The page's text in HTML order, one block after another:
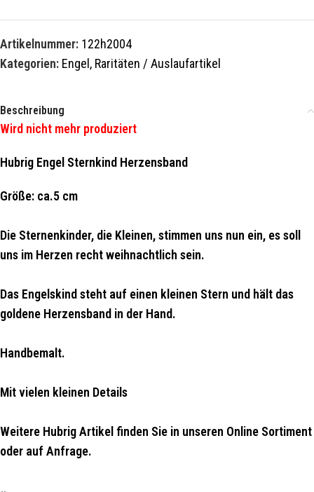
Artikelnummer: 122h2004
Kategorien: Engel , Raritäten / Auslaufartikel
Beschreibung
Wird nicht mehr produziert
Hubrig Engel Sternkind Herzensband
Größe: ca.5 cm
Die Sternenkinder, die Kleinen, stimmen uns nun ein, es soll
uns im Herzen recht weihnachtlich sein.
Das Engelskind steht auf einen kleinen Stern und hält das
goldene Herzensband in der Hand.
Handbemalt.
Mit vielen kleinen Details
Weitere Hubrig Artikel finden Sie in unseren Online Sortiment
oder auf Anfrage.